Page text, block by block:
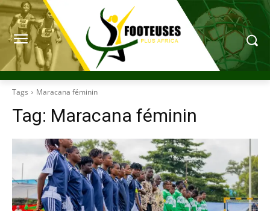
Tags Maracana féminin
Tag: Maracana féminin